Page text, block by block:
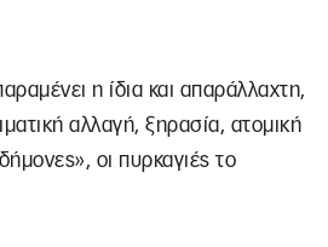
η ίδια και απαράλλαχτη,
αλλαγή, ξηρασία, ατομική
οι πυρκαγιές το